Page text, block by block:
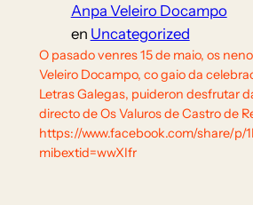
Anpa Veleiro Docampo
en Uncategorized
O pasado venres 15 de maio, os
Veleiro Docampo, co gaio da
Letras Galegas, puideron desfrutar
directo de Os Valuros de Castro de
https://www.facebook.com/share/p/
mibextid=wwXIfr